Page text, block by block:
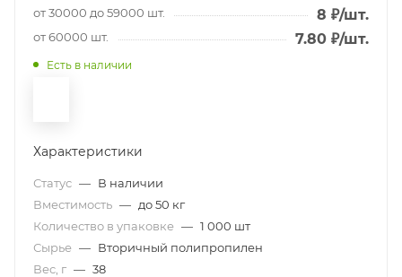
от 30000 до 59000 шт. 8 ₽/шт.
от 60000 шт. 7.80 ₽/шт.
Есть в наличии
Характеристики
Статус — В наличии
Вместимость — до 50 кг
Количество в упаковке — 1 000 шт
Сырье — Вторичный полипропилен
Вес, г — 38